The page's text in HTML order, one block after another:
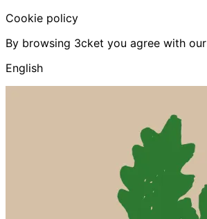
Cookie policy
By browsing 3cket you agree with our
English